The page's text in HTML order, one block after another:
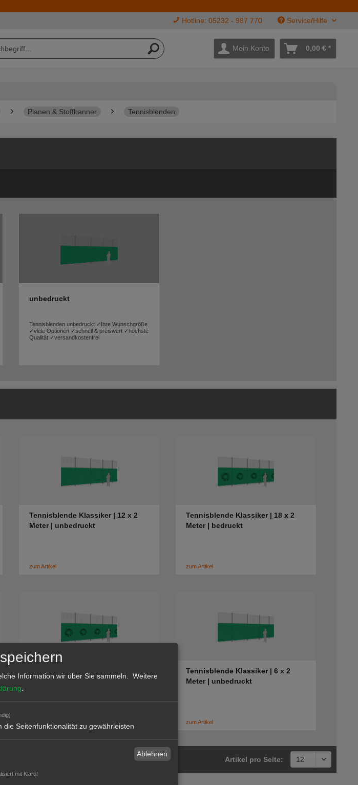
Hotline: 05232 - 987 770 Service/Hilfe
Mein Konto 0,00 € *
Planen & Stoffbanner Tennisblenden
unbedruckt
Tennisblenden unbedruckt ✓Ihre Wunschgröße
✓viele Optionen ✓schnell & preiswert ✓höchste
Qualität ✓versandkostenfrei
Tennisblende Klassiker | 12 x 2
Meter | unbedruckt
zum Artikel
Tennisblende Klassiker | 18 x 2
Meter | bedruckt
zum Artikel
Meter | bedruckt
Tennisblende Klassiker | 6 x 2
Meter | unbedruckt
zum Artikel
Artikel pro Seite:
Information wir über Sie sammeln.
Weitere
die Seitenfunktionalität zu gewährleisten
Ablehnen
mit Klaro!